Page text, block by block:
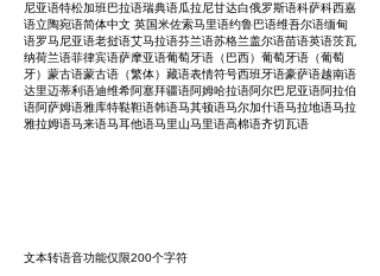
尼亚语特松加班巴拉语瑞典语瓜拉尼甘达白俄罗斯语科萨科西嘉
语立陶宛语简体中文 英国米佐索马里语约鲁巴语维吾尔语缅甸
语罗马尼亚语老挝语艾马拉语芬兰语苏格兰盖尔语苗语英语茨瓦
纳荷兰语菲律宾语萨摩亚语葡萄牙语（巴西）葡萄牙语（葡萄
牙）蒙古语蒙古语（繁体）藏语表情符号西班牙语豪萨语越南语
达里迈蒂利语迪维希阿塞拜疆语阿姆哈拉语阿尔巴尼亚语阿拉伯
语阿萨姆语雅库特鞑靼语韩语马其顿语马尔加什语马拉地语马拉
雅拉姆语马来语马耳他语马里山马里语高棉语齐切瓦语
文本转语音功能仅限200个字符